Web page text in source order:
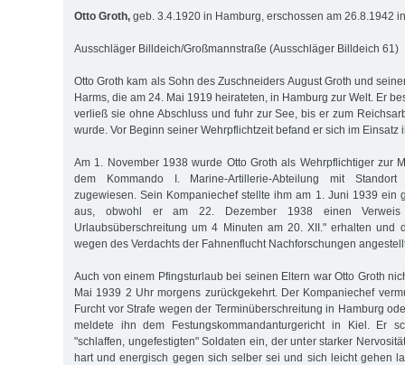
Otto Groth, geb. 3.4.1920 in Hamburg, erschossen am 26.8.1942
Ausschläger Billdeich/Großmannstraße (Ausschläger Billdeich 61)
Otto Groth kam als Sohn des Zuschneiders August Groth und
Harms, die am 24. Mai 1919 heirateten, in Hamburg zur Welt. Er
verließ sie ohne Abschluss und fuhr zur See, bis er zum
wurde. Vor Beginn seiner Wehrpflichtzeit befand er sich im Einsatz
Am 1. November 1938 wurde Otto Groth als Wehrpflichtiger zur
dem Kommando I. Marine-Artillerie-Abteilung mit
zugewiesen. Sein Kompaniechef stellte ihm am 1. Juni 1939 ein
aus, obwohl er am 22. Dezember 1938 einen Verweis
Urlaubsüberschreitung um 4 Mi­nuten am 20. XII." erhalten und
wegen des Verdachts der Fah­nenflucht Nachforschungen
Auch von einem Pfingsturlaub bei seinen Eltern war Otto Groth
Mai 1939 2 Uhr morgens zurückgekehrt. Der Kompaniechef
Furcht vor Strafe wegen der Terminüberschreitung in Hamburg
meldete ihn dem Festungskommandanturgericht in Kiel. Er
"schlaffen, ungefestigten" Soldaten ein, der unter starker
hart und energisch gegen sich selber sei und sich leicht gehen